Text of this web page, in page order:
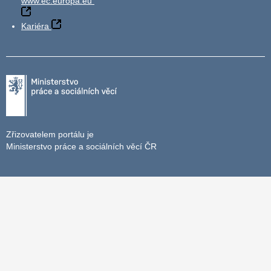
Kariéra
Zřizovatelem portálu je
Ministerstvo práce a sociálních věcí ČR